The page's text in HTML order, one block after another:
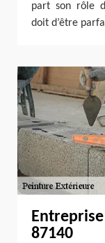
part son rôle
doit d’être
87140